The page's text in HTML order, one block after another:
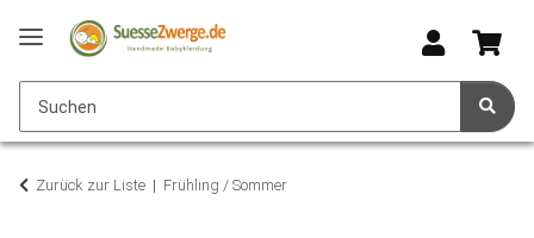
Zurück zur Liste Frühling / Sommer